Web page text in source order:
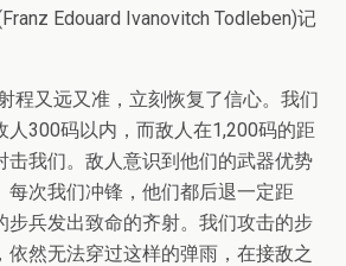
Edouard Ivanovitch Todleben)记
程又远又准，立刻恢复了信心。我们
人300码以内，而敌人在1,200码的距
击我们。敌人意识到他们的武器优势
每次我们冲锋，他们都后退一定距
步兵发出致命的齐射。我们攻击的步
依然无法穿过这样的弹雨，在接敌之